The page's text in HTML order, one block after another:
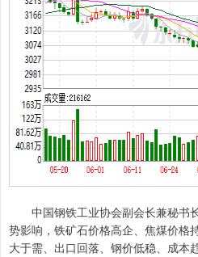
中国钢铁工业协会副会长兼秘书
势影响，铁矿石价格高企、焦煤价格
大于需、出口回落、钢价低稳、成本